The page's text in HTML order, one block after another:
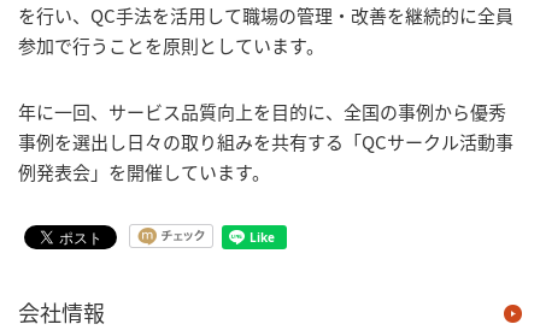
を行い、QC手法を活用して職場の管理・改善を継続的に全員
参加で行うことを原則としています。
年に一回、サービス品質向上を目的に、全国の事例から優秀
事例を選出し日々の取り組みを共有する「QCサークル活動事
例発表会」を開催しています。
会社情報